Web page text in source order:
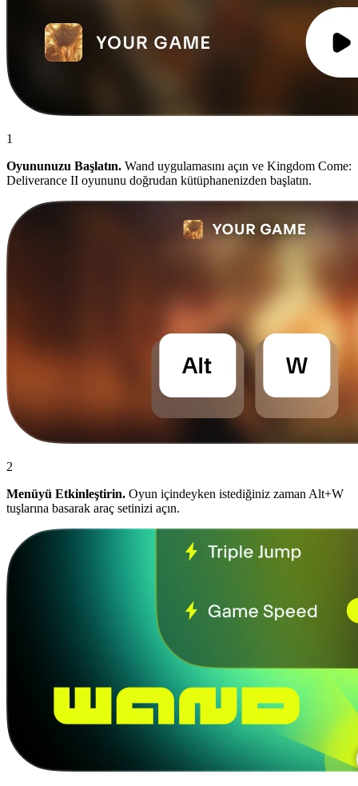
1
Oyununuzu Başlatın. Wand uygulamasını açın ve Kingdom Come:
Deliverance II oyununu doğrudan kütüphanenizden başlatın.
2
Menüyü Etkinleştirin. Oyun içindeyken istediğiniz zaman Alt+W
tuşlarına basarak araç setinizi açın.